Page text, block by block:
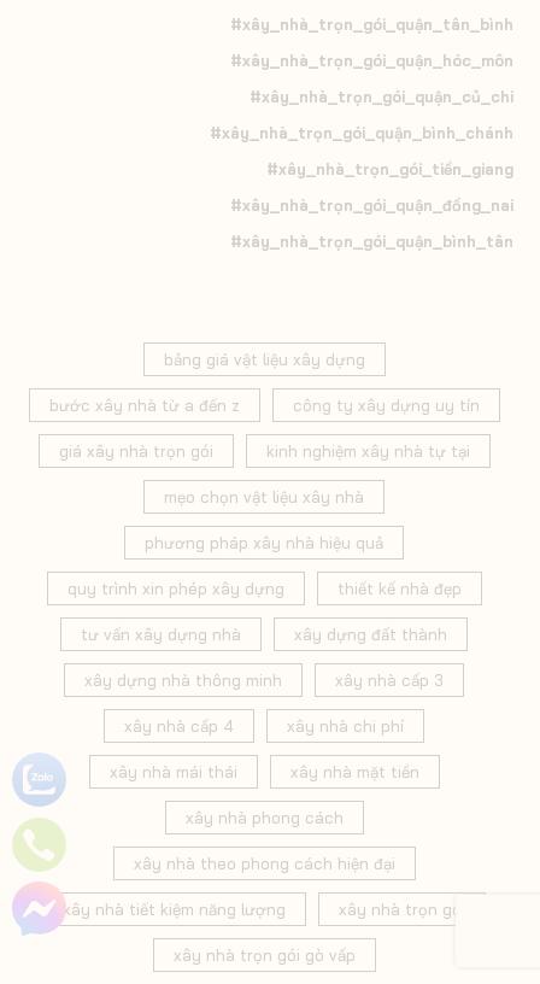
#xây_nhà_trọn_gói_quận_tân_bình
#xây_nhà_trọn_gói_quận_hóc_môn
#xây_nhà_trọn_gói_quận_củ_chi
#xây_nhà_trọn_gói_quận_bình_chánh
#xây_nhà_trọn_gói_tiền_giang
#xây_nhà_trọn_gói_quận_đồng_nai
#xây_nhà_trọn_gói_quận_bình_tân
bảng giá vật liệu xây dựng
bước xây nhà từ a đến z công ty xây dựng uy tín
giá xây nhà trọn gói kinh nghiệm xây nhà tự tại
mẹo chọn vật liệu xây nhà
phương pháp xây nhà hiệu quả
quy trình xin phép xây dựng thiết kế nhà đẹp
tư vấn xây dựng nhà xây dựng đất thành
xây dựng nhà thông minh xây nhà cấp 3
xây nhà cấp 4 xây nhà chi phí
xây nhà mái thái xây nhà mặt tiền
xây nhà phong cách
xây nhà theo phong cách hiện đại
xây nhà tiết kiệm năng lượng xây nhà trọn gói
xây nhà trọn gói gò vấp